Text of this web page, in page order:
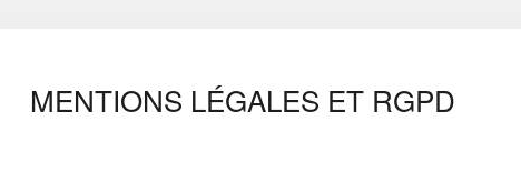
MENTIONS LÉGALES ET RGPD